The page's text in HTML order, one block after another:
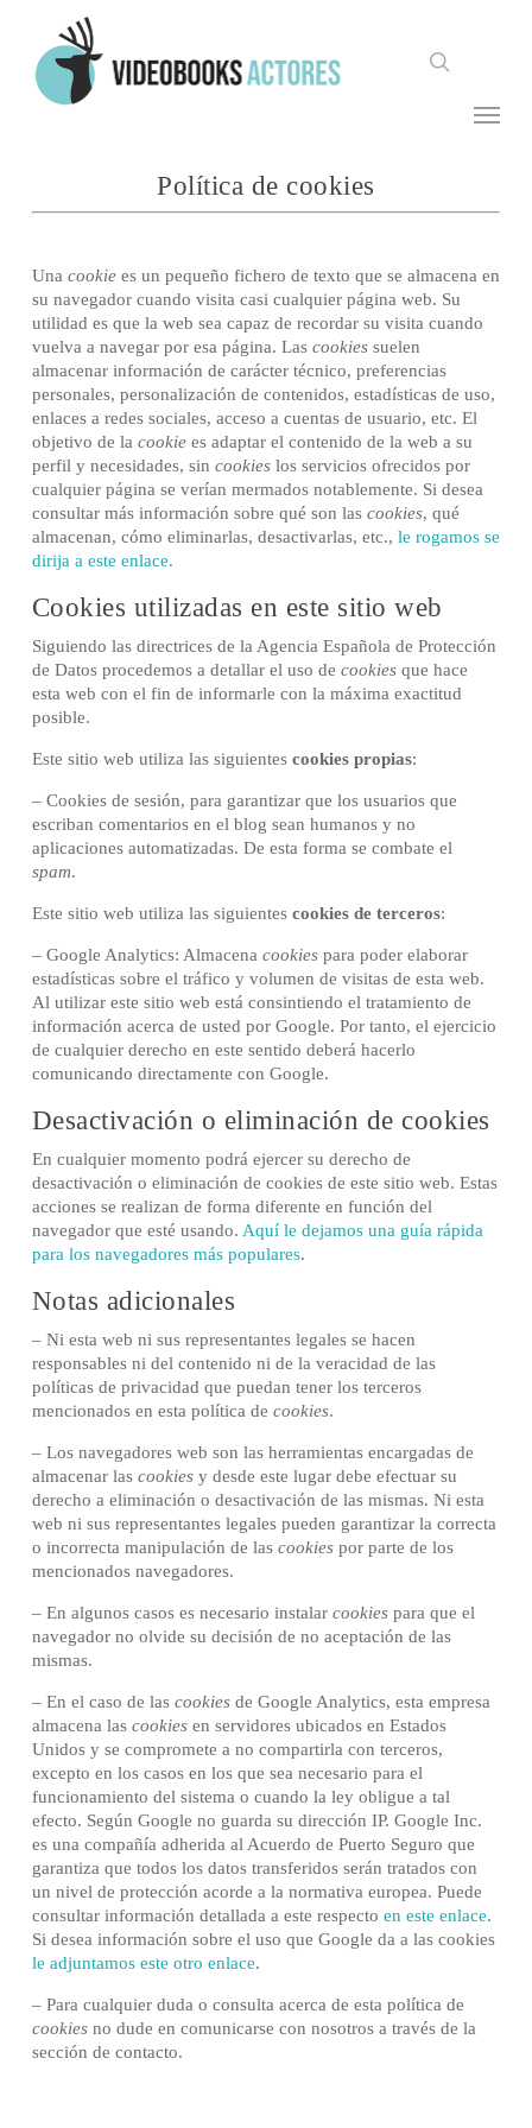
content
Menu
Política de cookies
Una cookiees un pequeño fichero de texto que se almacena en
su navegador cuando visita casi cualquier página web. Su
utilidad es que la web sea capaz de recordar su visita cuando
vuelva a navegar por esa página. Las cookiessuelen
almacenar información de carácter técnico, preferencias
personales, personalización de contenidos, estadísticas de uso,
enlaces a redes sociales, acceso a cuentas de usuario, etc. El
objetivo de la cookiees adaptar el contenido de la web a su
perfil y necesidades, sin cookieslos servicios ofrecidos por
cualquier página se verían mermados notablemente. Si desea
consultar más información sobre qué son las cookies, qué
almacenan, cómo eliminarlas, desactivarlas, etc., le rogamos se
dirija a este enlace.
Cookies utilizadas en este sitio web
Siguiendo las directrices de la Agencia Española de Protección
de Datos procedemos a detallar el uso de cookiesque hace
esta web con el fin de informarle con la máxima exactitud
posible.
Este sitio web utiliza las siguientes cookies propias:
– Cookies de sesión, para garantizar que los usuarios que
escriban comentarios en el blog sean humanos y no
aplicaciones automatizadas. De esta forma se combate el
spam.
Este sitio web utiliza las siguientes cookies de terceros:
– Google Analytics: Almacena cookiespara poder elaborar
estadísticas sobre el tráfico y volumen de visitas de esta web.
Al utilizar este sitio web está consintiendo el tratamiento de
información acerca de usted por Google. Por tanto, el ejercicio
de cualquier derecho en este sentido deberá hacerlo
comunicando directamente con Google.
Desactivación o eliminación de cookies
En cualquier momento podrá ejercer su derecho de
desactivación o eliminación de cookies de este sitio web. Estas
acciones se realizan de forma diferente en función del
navegador que esté usando. Aquí le dejamos una guía rápida
para los navegadores más populares.
Notas adicionales
– Ni esta web ni sus representantes legales se hacen
responsables ni del contenido ni de la veracidad de las
políticas de privacidad que puedan tener los terceros
mencionados en esta política de cookies.
– Los navegadores web son las herramientas encargadas de
almacenar las cookiesy desde este lugar debe efectuar su
derecho a eliminación o desactivación de las mismas. Ni esta
web ni sus representantes legales pueden garantizar la correcta
o incorrecta manipulación de las cookiespor parte de los
mencionados navegadores.
– En algunos casos es necesario instalar cookiespara que el
navegador no olvide su decisión de no aceptación de las
mismas.
– En el caso de las cookiesde Google Analytics, esta empresa
almacena las cookiesen servidores ubicados en Estados
Unidos y se compromete a no compartirla con terceros,
excepto en los casos en los que sea necesario para el
funcionamiento del sistema o cuando la ley obligue a tal
efecto. Según Google no guarda su dirección IP. Google Inc.
es una compañía adherida al Acuerdo de Puerto Seguro que
garantiza que todos los datos transferidos serán tratados con
un nivel de protección acorde a la normativa europea. Puede
consultar información detallada a este respecto en este enlace.
Si desea información sobre el uso que Google da a las cookies
le adjuntamos este otro enlace.
– Para cualquier duda o consulta acerca de esta política de
cookiesno dude en comunicarse con nosotros a través de la
sección de contacto.